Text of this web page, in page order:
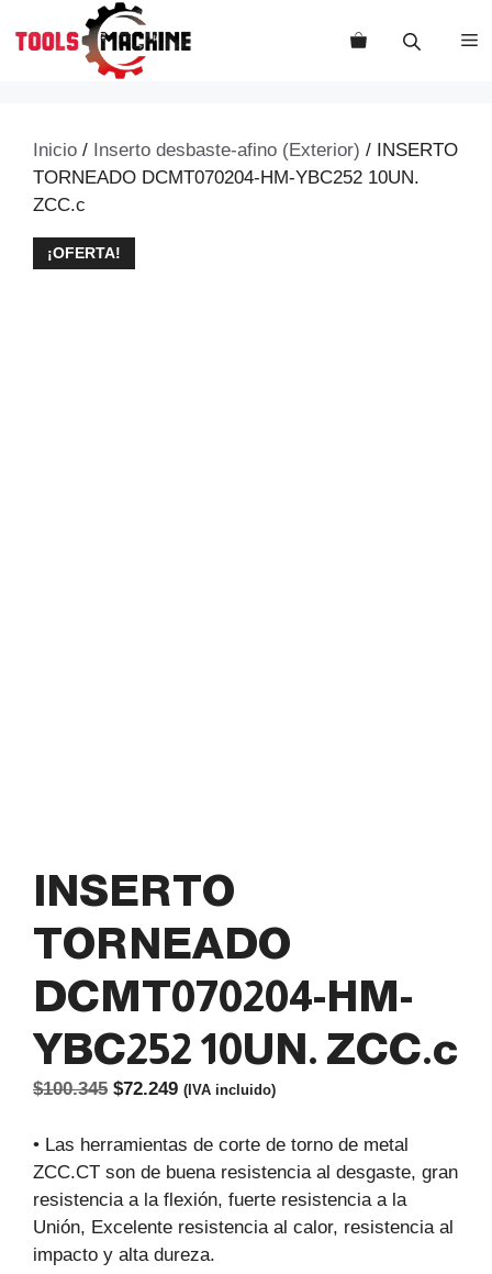
Inicio / Inserto desbaste-afino (Exterior) / INSERTO
TORNEADO DCMT070204-HM-YBC252 10UN.
ZCC.c
¡OFERTA!
INSERTO
TORNEADO
DCMT070204-HM-
YBC252 10UN. ZCC.c
$100.345 El
original
era:
$100.345.
$72.249El
actual
es:
$72.249.
(IVA incluido)
• Las herramientas de corte de torno de metal
ZCC.CT son de buena resistencia al desgaste, gran
resistencia a la flexión, fuerte resistencia a la
Unión, Excelente resistencia al calor, resistencia al
impacto y alta dureza.